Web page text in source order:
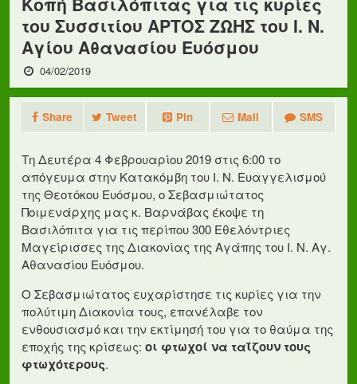
του Συσσιτίου ΑΡΤΟΣ ΖΩΗΣ του Ι. Ν.
Αγίου Αθανασίου Ευόσμου
04/02/2019
Share Tweet Pin Mail SMS
Τη Δευτέρα 4 Φεβρουαρίου 2019 στις 6:00 το
απόγευμα στην Κατακόμβη του Ι. Ν. Ευαγγελισμού
της Θεοτόκου Ευόσμου, ο Σεβασμιώτατος
Ποιμενάρχης μας κ. Βαρνάβας έκοψε τη
Βασιλόπιτα για τις περίπου 300 Εθελόντριες
Μαγείρισσες της Διακονίας της Αγάπης του Ι. Ν. Αγ.
Αθανασίου Ευόσμου.
Ο Σεβασμιώτατος ευχαρίστησε τις κυρίες για την
πολύτιμη Διακονία τους, επανέλαβε τον
ενθουσιασμό και την εκτίμησή του για το θαύμα της
εποχής της κρίσεως: οι φτωχοί να ταΐζουν τους
φτωχότερους.